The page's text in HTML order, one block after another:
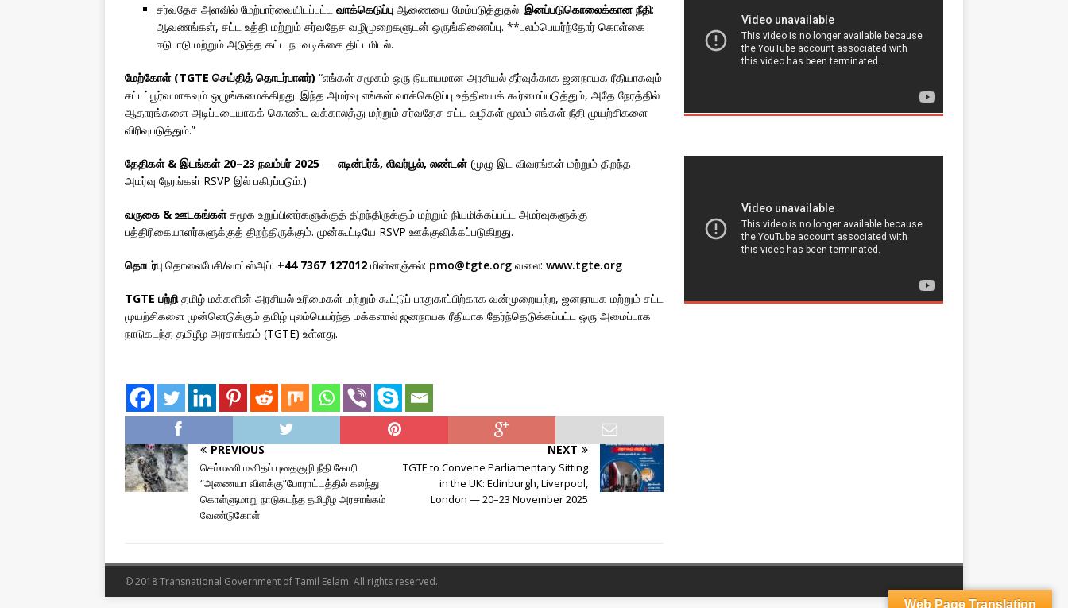
சர்வதேச அளவில் மேற்பார்வையிடப்பட்ட வாக்கெடுப்பு ஆணையை மேம்படுத்துதல். இனப்படுகொலைக்கான நீதி:
ஆவணங்கள், சட்ட உத்தி மற்றும் சர்வதேச வழிமுறைகளுடன் ஒருங்கிணைப்பு. **புலம்பெயர்ந்தோர் கொள்கை
ஈடுபாடு மற்றும் அடுத்த கட்ட நடவடிக்கை திட்டமிடல்.
மேற்கோள் (TGTE செய்தித் தொடர்பாளர்) “எங்கள் சமூகம் ஒரு நியாயமான அரசியல் தீர்வுக்காக ஜனநாயக ரீதியாகவும்
சட்டப்பூர்வமாகவும் ஒழுங்கமைக்கிறது. இந்த அமர்வு எங்கள் வாக்கெடுப்பு உத்தியைக் கூர்மைப்படுத்தும், அதே நேரத்தில்
ஆதாரங்களை அடிப்படையாகக் கொண்ட வக்காலத்து மற்றும் சர்வதேச சட்ட வழிகள் மூலம் எங்கள் நீதி முயற்சிகளை
விரிவுபடுத்தும்.”
தேதிகள் & இடங்கள் 20–23 நவம்பர் 2025 — எடின்பர்க், லிவர்பூல், லண்டன் (முழு இட விவரங்கள் மற்றும் திறந்த
அமர்வு நேரங்கள் RSVP இல் பகிரப்படும்.)
வருகை & ஊடகங்கள்சமூக உறுப்பினர்களுக்குத் திறந்திருக்கும் மற்றும் நியமிக்கப்பட்ட அமர்வுகளுக்கு
பத்திரிகையாளர்களுக்குத் திறந்திருக்கும். முன்கூட்டியே RSVP ஊக்குவிக்கப்படுகிறது.
தொடர்பு தொலைபேசி/வாட்ஸ்அப்: +44 7367 127012 மின்னஞ்சல்: pmo@tgte.org வலை: www.tgte.org
TGTE பற்றிதமிழ் மக்களின் அரசியல் உரிமைகள் மற்றும் கூட்டுப் பாதுகாப்பிற்காக வன்முறையற்ற, ஜனநாயக மற்றும் சட்ட
முயற்சிகளை முன்னெடுக்கும் தமிழ் புலம்பெயர்ந்த மக்களால் ஜனநாயக ரீதியாக தேர்ந்தெடுக்கப்பட்ட ஒரு அமைப்பாக
நாடுகடந்த தமிழீழ அரசாங்கம் (TGTE) உள்ளது.
PREVIOUS
செம்மணி மனிதப் புதைகுழி நீதி கோரி
“அணையா விளக்கு”போராட்டத்தில் கலந்து
கொள்ளுமாறு நாடுகடந்த தமிழீழ அரசாங்கம்
வேண்டுகோள்
NEXT
TGTE to Convene Parliamentary Sitting
in the UK: Edinburgh, Liverpool,
London — 20–23 November 2025
© 2018 Transnational Government of Tamil Eelam. All rights reserved.
Web Page Translation